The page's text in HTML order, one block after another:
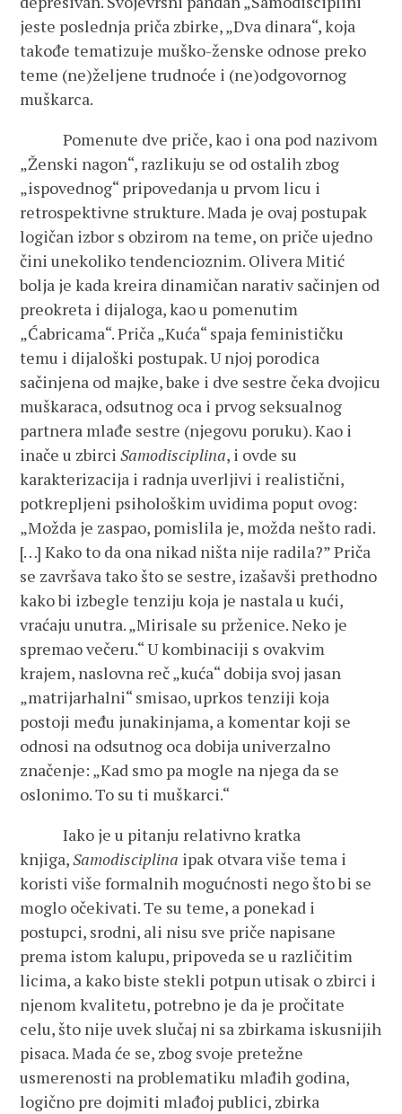
jeste poslednja priča zbirke, „Dva dinara“, koja
takođe tematizuje muško-ženske odnose preko
teme (ne)željene trudnoće i (ne)odgovornog
muškarca.
Pomenute dve priče, kao i ona pod nazivom
„Ženski nagon“, razlikuju se od ostalih zbog
„ispovednog“ pripovedanja u prvom licu i
retrospektivne strukture. Mada je ovaj postupak
logičan izbor s obzirom na teme, on priče ujedno
čini unekoliko tendencioznim. Olivera Mitić
bolja je kada kreira dinamičan narativ sačinjen od
preokreta i dijaloga, kao u pomenutim
„Ćabricama“. Priča „Kuća“ spaja feminističku
temu i dijaloški postupak. U njoj porodica
sačinjena od majke, bake i dve sestre čeka dvojicu
muškaraca, odsutnog oca i prvog seksualnog
partnera mlađe sestre (njegovu poruku). Kao i
inače u zbirciSamodisciplina, i ovde su
karakterizacija i radnja uverljivi i realistični,
potkrepljeni psihološkim uvidima poput ovog:
„Možda je zaspao, pomislila je, možda nešto radi.
[…] Kako to da ona nikad ništa nije radila?” Priča
se završava tako što se sestre, izašavši prethodno
kako bi izbegle tenziju koja je nastala u kući,
vraćaju unutra. „Mirisale su prženice. Neko je
spremao večeru.“ U kombinaciji s ovakvim
krajem, naslovna reč „kuća“ dobija svoj jasan
„matrijarhalni“ smisao, uprkos tenziji koja
postoji među junakinjama, a komentar koji se
odnosi na odsutnog oca dobija univerzalno
značenje: „Kad smo pa mogle na njega da se
oslonimo. To su ti muškarci.“
Iako je u pitanju relativno kratka
knjiga,Samodisciplina ipak otvara više tema i
koristi više formalnih mogućnosti nego što bi se
moglo očekivati. Te su teme, a ponekad i
postupci, srodni, ali nisu sve priče napisane
prema istom kalupu, pripoveda se u različitim
licima, a kako biste stekli potpun utisak o zbirci i
njenom kvalitetu, potrebno je da je pročitate
celu, što nije uvek slučaj ni sa zbirkama iskusnijih
pisaca. Mada će se, zbog svoje pretežne
usmerenosti na problematiku mlađih godina,
logično pre dojmiti mlađoj publici, zbirka